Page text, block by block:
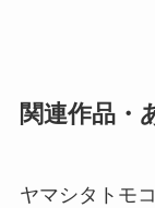
関連作品・
ヤマシタトモ